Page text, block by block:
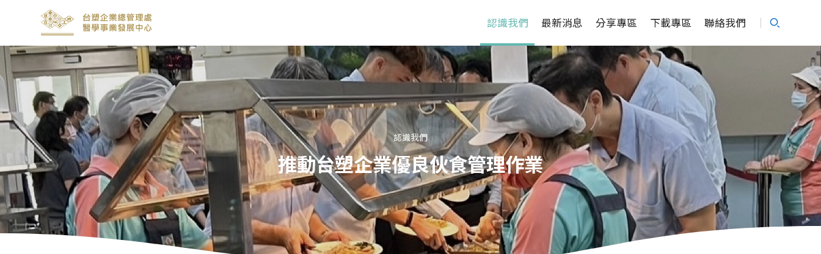
認識我們 最新消息 分享專區 下載專區 聯絡我們
認識我們
推動台塑企業優良伙食管理作業